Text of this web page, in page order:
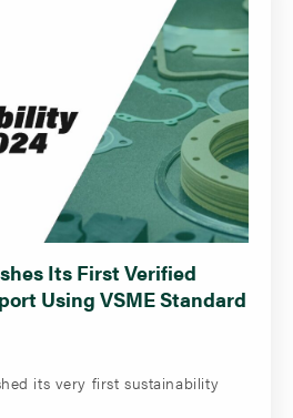
Its First Verified
Using VSME Standard
its very first sustainability